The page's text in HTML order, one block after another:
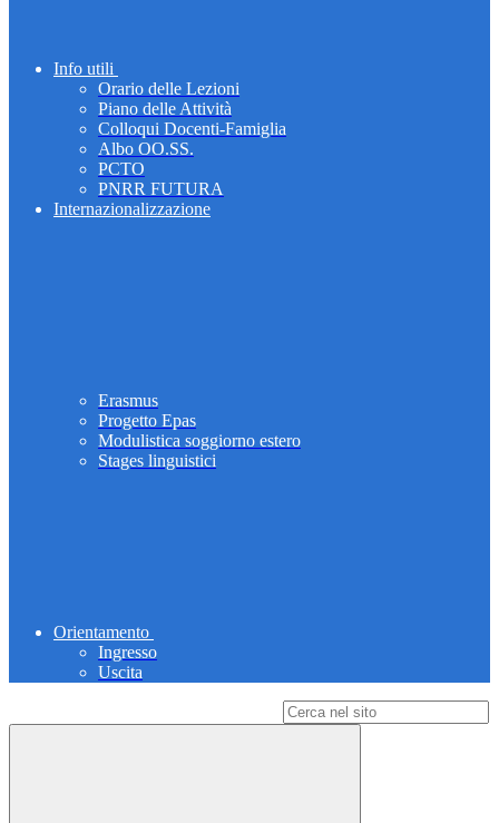
Info utili
Orario delle Lezioni
Piano delle Attività
Colloqui Docenti-Famiglia
Albo OO.SS.
PCTO
PNRR FUTURA
Internazionalizzazione
Erasmus
Progetto Epas
Modulistica soggiorno estero
Stages linguistici
Orientamento
Ingresso
Uscita